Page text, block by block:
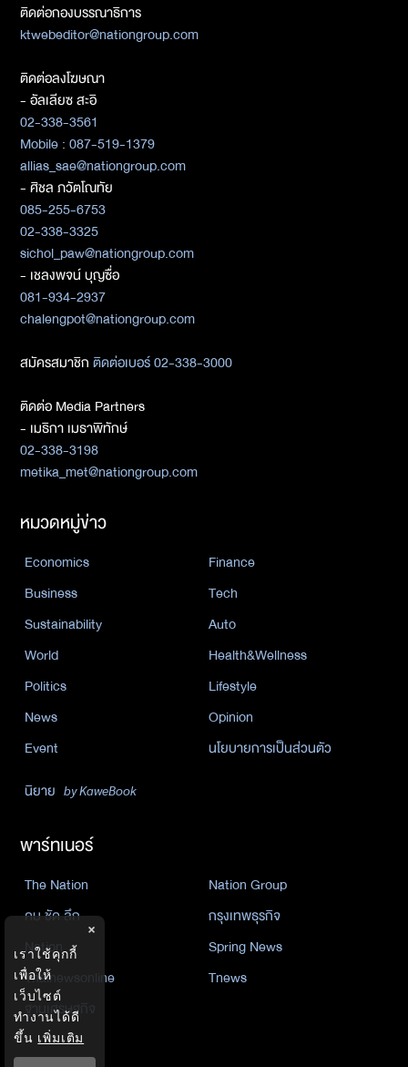
ติดต่อกองบรรณาธิการ
ktwebeditor@nationgroup.com
ติดต่อลงโฆษณา
- อัลเลียซ สะอิ
02-338-3561
Mobile : 087-519-1379
allias_sae@nationgroup.com
- ศิชล ภวัตโณทัย
085-255-6753
02-338-3325
sichol_paw@nationgroup.com
- เชลงพจน์ บุญซื่อ
081-934-2937
chalengpot@nationgroup.com
สมัครสมาชิกติดต่อเบอร์ 02-338-3000
ติดต่อ Media Partners
- เมธิกา เมธาพิทักษ์
02-338-3198
metika_met@nationgroup.com
หมวดหมู่ข่าว
Economics
Finance
Business
Tech
Sustainability
Auto
World
Health&Wellness
Politics
Lifestyle
News
Opinion
Event
นโยบายการเป็นส่วนตัว
นิยาย by KaweBook
พาร์ทเนอร์
The Nation
Nation Group
คม ชัด ลึก
กรุงเทพธุรกิจ
Nation
Spring News
Thainewsonline
Tnews
ฐานเศรษฐกิจ
×
เราใช้คุกกี้
เพื่อให้
เว็บไซต์
ทำงานได้ดี
ขึ้น เพิ่มเติม